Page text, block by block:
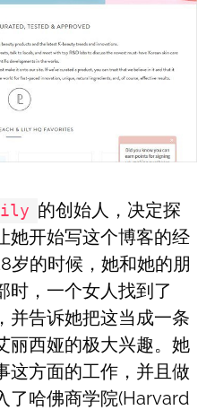
的创始人，决定探
她开始写这个博客的经
岁的时候，她和她的朋
时，一个女人找到了
并告诉她把这当成一条
丽西娅的极大兴趣。她
这方面的工作，并且做
了哈佛商学院(Harvard